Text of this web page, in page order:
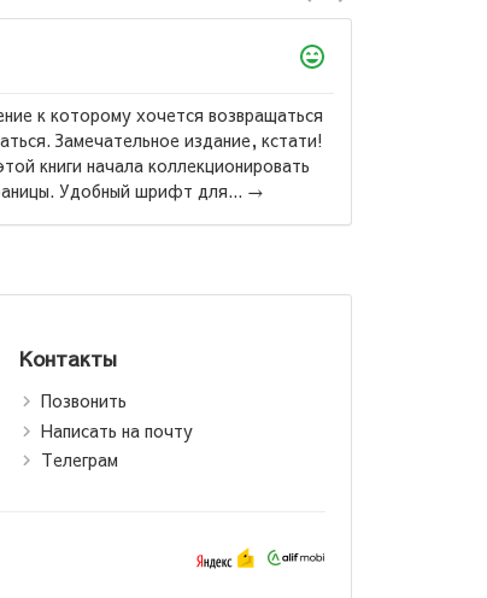
Само произведение яркое и эмоциональное,
описание красочное, Ремарк - супер, вообщем. А
вот издание АСТ, оно конечно красивое,
компактное и бюджетное. Одно из самых неудо...
Контакты
Позвонить
Написать на почту
Телеграм